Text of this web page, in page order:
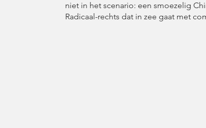
niet in het scenario: een smoezelig
Radicaal-rechts dat in zee gaat met